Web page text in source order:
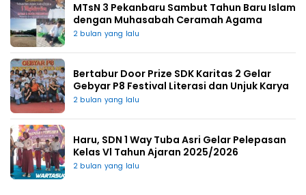
MTsN 3 Pekanbaru Sambut Tahun Baru Islam
dengan Muhasabah Ceramah Agama
2 bulan yang lalu
Bertabur Door Prize SDK Karitas 2 Gelar
Gebyar P8 Festival Literasi dan Unjuk Karya
2 bulan yang lalu
Haru, SDN 1 Way Tuba Asri Gelar Pelepasan
Kelas Vl Tahun Ajaran 2025/2026
2 bulan yang lalu